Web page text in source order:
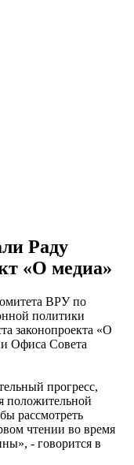
Раду
«О медиа»
ВРУ по
политики
законопроекта «О
Офиса Совета
прогресс,
положительной
рассмотреть
чтении во время
- говорится в